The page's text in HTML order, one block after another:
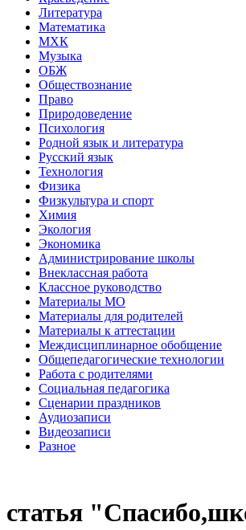
Литература
Математика
МХК
Музыка
ОБЖ
Обществознание
Право
Природоведение
Психология
Родной язык и литература
Русский язык
Технология
Физика
Физкультура и спорт
Химия
Экология
Экономика
Администрирование школы
Внеклассная работа
Классное руководство
Материалы МО
Материалы для родителей
Материалы к аттестации
Междисциплинарное обобщение
Общепедагогические технологии
Работа с родителями
Социальная педагогика
Сценарии праздников
Аудиозаписи
Видеозаписи
Разное
статья